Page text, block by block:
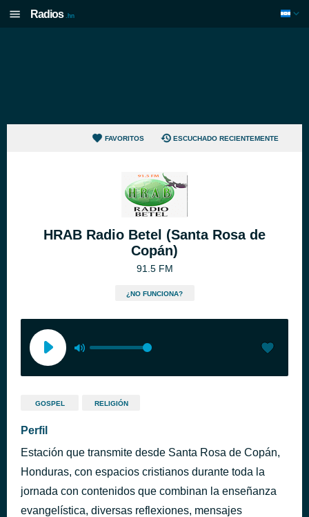
Radios .hn
FAVORITOS ESCUCHADO RECIENTEMENTE
HRAB Radio Betel (Santa Rosa de
Copán)
91.5 FM
¿NO FUNCIONA?
GOSPEL RELIGIÓN
Perfil
Estación que transmite desde Santa Rosa de Copán,
Honduras, con espacios cristianos durante toda la
jornada con contenidos que combinan la enseñanza
evangelística, diversas reflexiones, mensajes